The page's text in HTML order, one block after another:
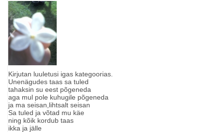
Kirjutan luuletusi igas kategoorias.
Unenägudes taas sa tuled
tahaksin su eest põgeneda
aga mul pole kuhugile põgeneda
ja ma seisan,lihtsalt seisan
Sa tuled ja võtad mu käe
ning kõik kordub taas
ikka ja jälle